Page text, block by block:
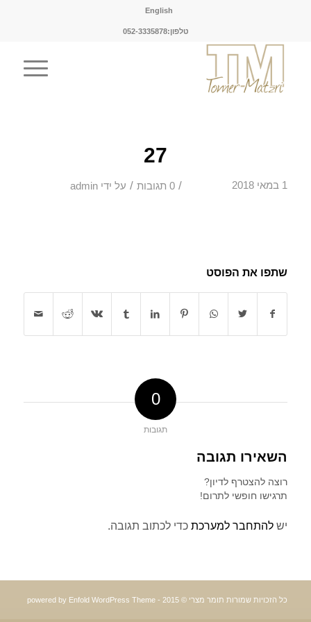
English
טלפון:052-3335878
27
1 במאי 2018 / 0 תגובות / על ידי admin
שתפו את הפוסט
0
תגובות
השאירו תגובה
רוצה להצטרף לדיון?
תרגישו חופשי לתרום!
יש להתחבר למערכתכדי לכתוב תגובה.
כל הזכויות שמורות תומר מצרי © 2015 - powered by Enfold WordPress Theme